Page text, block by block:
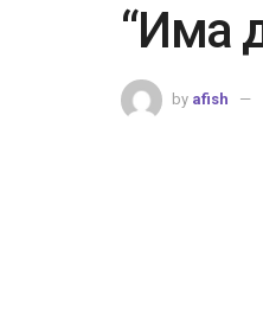
“Има
by afish